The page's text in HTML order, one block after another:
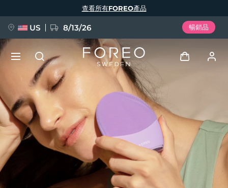
查看所有FOREO產品
US 8/13/26 暢銷品
用戶信息
我的設備
我的訂單
新品
FAQ™ Pure Beauty-Tech Elixir
BREAKING NEWS
語言
English Deutsch
Español
Français
Italiano
Português
Svenska
Русский